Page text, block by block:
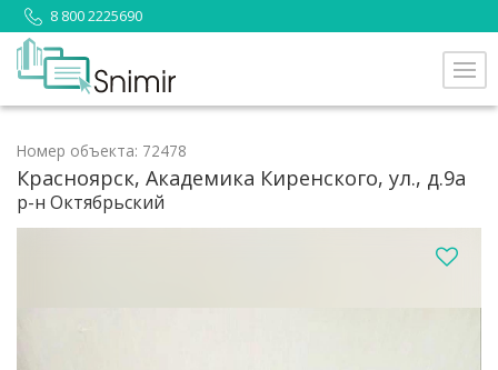
8 800 2225690
Номер объекта: 72478
Красноярск, Академика Киренского, ул., д.9а
р-н Октябрьский